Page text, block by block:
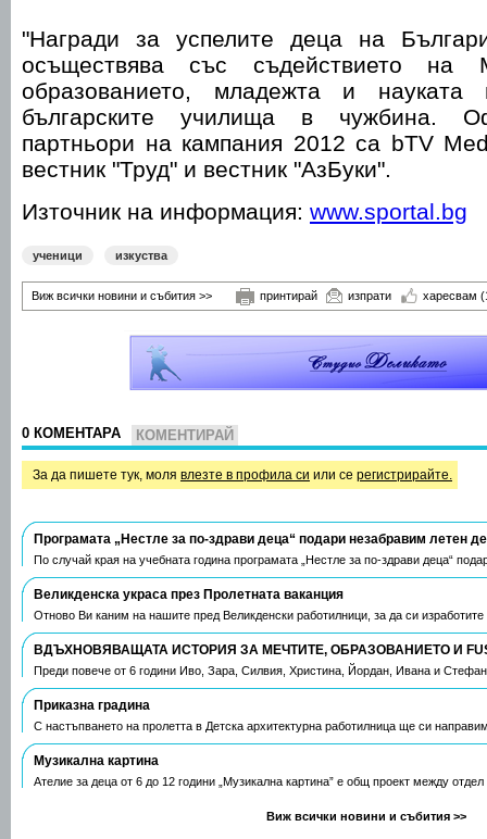
"Награди за успелите деца на
осъществява със съдействието на
образованието, младежта и
българските училища в чужбина.
партньори на кампания 2012 са bTV
вестник "Труд" и вестник "АзБуки".
Източник на информация: www.sportal.bg
ученици изкуства
Виж всички новини и събития >> принтирай изпрати харесвам
0 КОМЕНТАРА КОМЕНТИРАЙ
За да пишете тук, моля влезте в профила си или се регистрирайте.
Програмата „Нестле за по-здрави деца“ подари незабравим летен
По случай края на учебната година програмата „Нестле за по-здрави деца“
Великденска украса през Пролетната ваканция
Отново Ви каним на нашите пред Великденски работилници, за да си
ВДЪХНОВЯВАЩАТА ИСТОРИЯ ЗА МЕЧТИТЕ, ОБРАЗОВАНИЕТО И
Преди повече от 6 години Иво, Зара, Силвия, Христина, Йордан, Ивана и
Приказна градина
С настъпването на пролетта в Детска архитектурна работилница ще си
Музикална картина
Ателие за деца от 6 до 12 години „Музикална картина” е общ проект между отдел
Виж всички новини и събития >>